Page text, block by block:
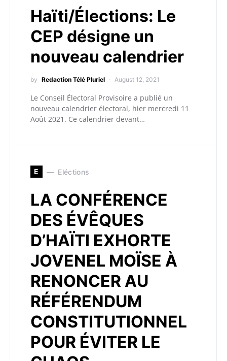
Haïti/Élections: Le
CEP désigne un
nouveau calendrier
by Redaction Télé Pluriel August 12, 2021
Le Conseil Électoral Provisoire a publié un
nouveau calendrier électoral, hier mercredi 11
Août 2021. Ce calendrier devant…
E Eléctions
LA CONFÉRENCE
DES ÉVÊQUES
D’HAÏTI EXHORTE
JOVENEL MOÏSE À
RENONCER AU
RÉFÉRENDUM
CONSTITUTIONNEL
POUR ÉVITER LE